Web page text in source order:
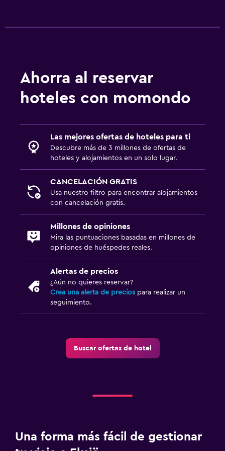
Fax/fotocopiadora
Escritorio
Ideal para familias
Cuna/cama nido disponibles
Comidas para niños
Piscina y spa
Bañera de hidromasaje
Estacionamiento y transporte
Estacionamiento gratuito
Lavandería
Ahorra al reservar
hoteles con momondo
Las mejores ofertas de hoteles para ti
Descubre más de 3 millones de ofertas de
hoteles y alojamientos en un solo lugar.
CANCELACIÓN GRATIS
Usa nuestro filtro para encontrar alojamientos
con cancelación gratis.
Millones de opiniones
Mira las puntuaciones basadas en millones de
opiniones de huéspedes reales.
Alertas de precios
¿Aún no quieres reservar?
Crea una alerta de precios para realizar un
seguimiento.
Buscar ofertas de hotel
Una forma más fácil de gestionar